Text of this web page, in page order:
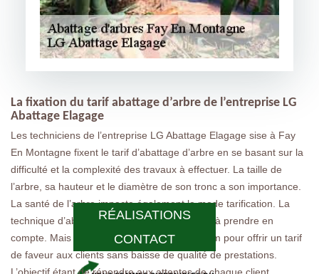
RÉALISATIONS
CONTACT
La fixation du tarif abattage d’arbre de l’entreprise LG
Abattage Elagage
Les techniciens de l’entreprise LG Abattage Elagage sise à Fay
En Montagne fixent le tarif d’abattage d’arbre en se basant sur la
difficulté et la complexité des travaux à effectuer. La taille de
l’arbre, sa hauteur et le diamètre de son tronc a son importance.
La santé de l’arbre impacte également le mode tarification. La
technique d’abattage est aussi un paramètre à prendre en
compte. Mais ces techniciens font le maximum pour offrir un tarif
de faveur aux clients sans baisse de qualité de prestations.
L’objectif étant de répondre aux attentes de chaque client.